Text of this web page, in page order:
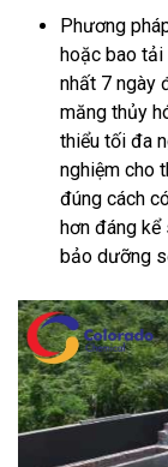
Phương
hoặc bao
nhất 7 ngày
măng thủy
thiểu tối đa
nghiệm cho
đúng cách
hơn đáng
bảo dưỡng